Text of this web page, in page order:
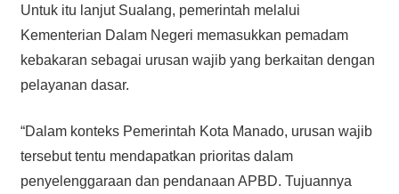
Untuk itu lanjut Sualang, pemerintah melalui
Kementerian Dalam Negeri memasukkan pemadam
kebakaran sebagai urusan wajib yang berkaitan dengan
pelayanan dasar.
“Dalam konteks Pemerintah Kota Manado, urusan wajib
tersebut tentu mendapatkan prioritas dalam
penyelenggaraan dan pendanaan APBD. Tujuannya